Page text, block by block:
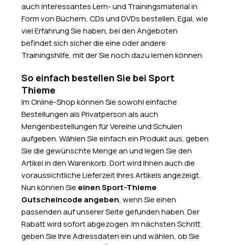
auch interessantes Lern- und Trainingsmaterial in
Form von Büchern, CDs und DVDs bestellen. Egal, wie
viel Erfahrung Sie haben, bei den Angeboten
befindet sich sicher die eine oder andere
Trainingshilfe, mit der Sie noch dazu lernen können.
So einfach bestellen Sie bei Sport
Thieme
Im Online-Shop können Sie sowohl einfache
Bestellungen als Privatperson als auch
Mengenbestellungen für Vereine und Schulen
aufgeben. Wählen Sie einfach ein Produkt aus, geben
Sie die gewünschte Menge an und legen Sie den
Artikel in den Warenkorb. Dort wird Ihnen auch die
voraussichtliche Lieferzeit Ihres Artikels angezeigt.
Nun können Sie einen Sport-Thieme
Gutscheincode angeben, wenn Sie einen
passenden auf unserer Seite gefunden haben. Der
Rabatt wird sofort abgezogen. Im nächsten Schritt
geben Sie Ihre Adressdaten ein und wählen, ob Sie